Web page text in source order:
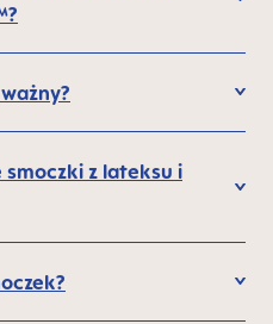
smoczki z lateksu i